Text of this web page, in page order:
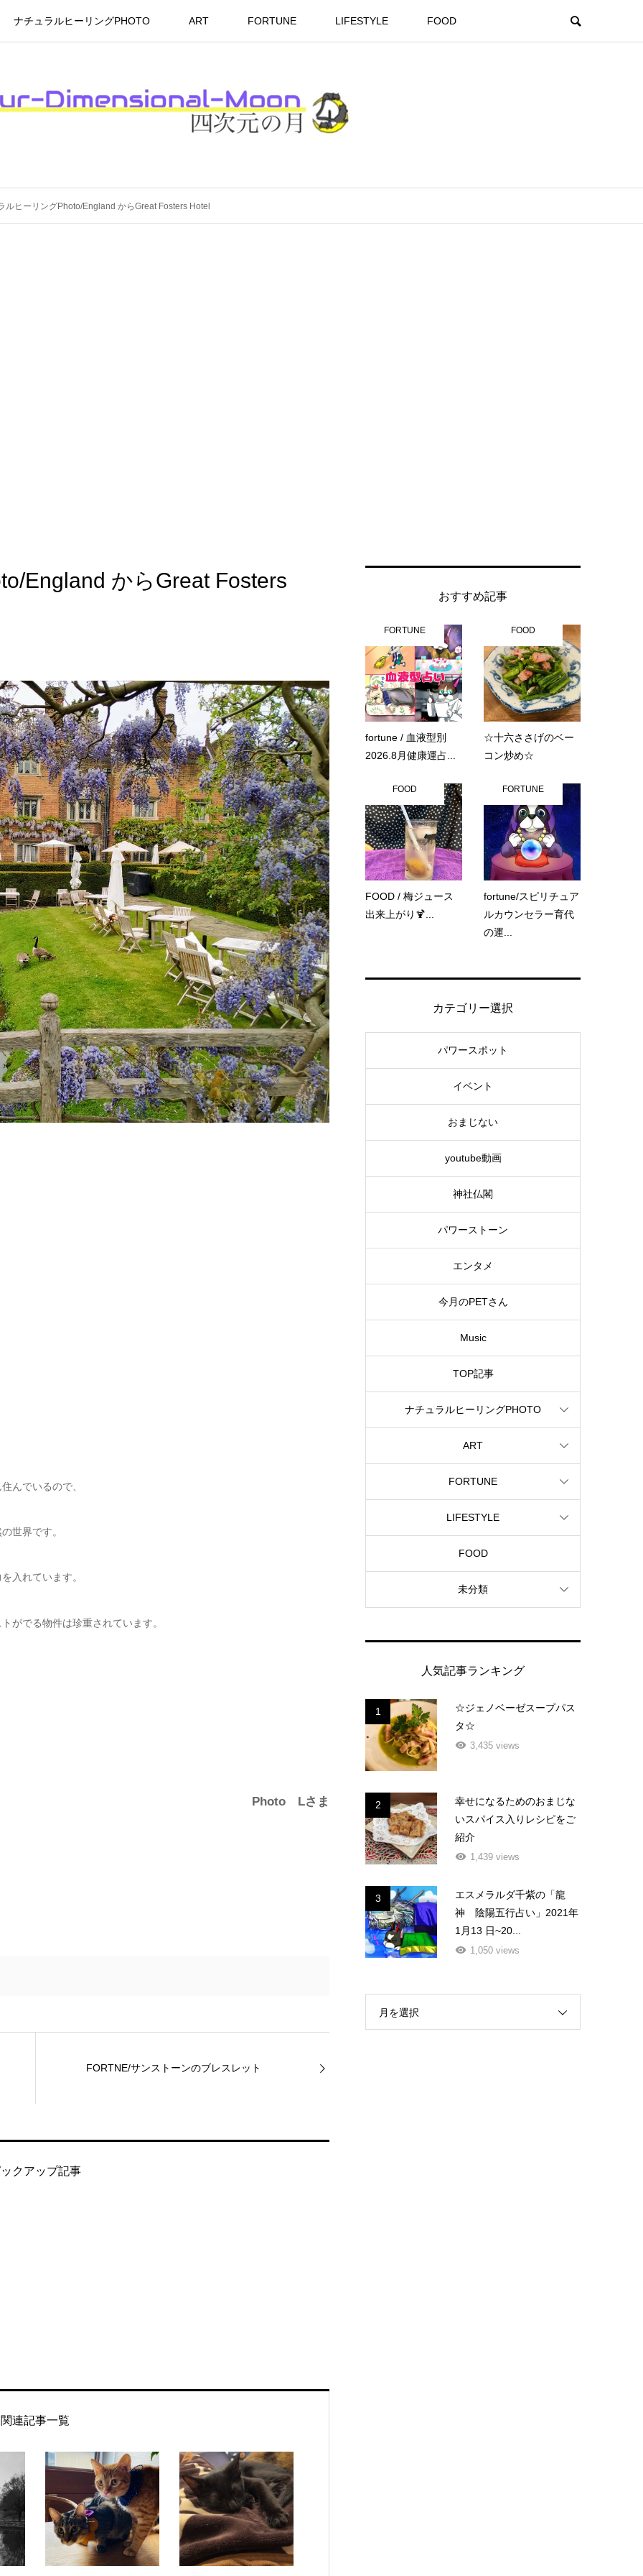
ナチュラルヒーリングPHOTO ART FORTUNE LIFESTYLE FOOD
ルヒーリングPhoto/England からGreat Fosters Hotel
England からGreat Fosters
んでいるので、
世界です。
入れています。
がでる物件は珍重されています。
Photo Lさま
FORTNE/サンストーンのブレスレット
クアップ記事
関連記事一覧
おすすめ記事
FORTUNE
fortune / 血液型別
2026.8月健康運占...
FOOD
☆十六ささげのベー
コン炒め☆
FOOD
FOOD / 梅ジュース
出来上がり🍹...
FORTUNE
fortune/スピリチュア
ルカウンセラー育代
の運...
カテゴリー選択
パワースポット
イベント
おまじない
youtube動画
神社仏閣
パワーストーン
エンタメ
今月のPETさん
Music
TOP記事
ナチュラルヒーリングPHOTO
ART
FORTUNE
LIFESTYLE
FOOD
未分類
人気記事ランキング
1
☆ジェノベーゼスープパス
タ☆
3,435 views
2
幸せになるためのおまじな
いスパイス入りレシピをご
紹介
1,439 views
3
エスメラルダ千紫の「龍
神 陰陽五行占い」2021年
1月13 日~20...
1,050 views
月を選択